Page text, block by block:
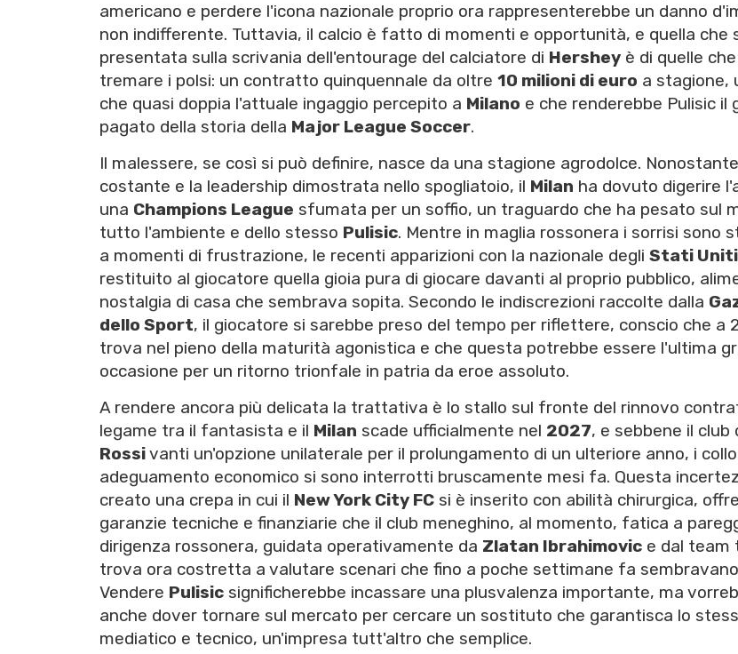
americano e perdere l'icona nazionale proprio ora rappresenterebbe un danno
non indifferente. Tuttavia, il calcio è fatto di momenti e opportunità, e quella che
presentata sulla scrivania dell'entourage del calciatore di Hershey è di quelle
tremare i polsi: un contratto quinquennale da oltre 10 milioni di euro a stagione,
che quasi doppia l'attuale ingaggio percepito a Milano e che renderebbe Pulisic il
pagato della storia della Major League Soccer.
Il malessere, se così si può definire, nasce da una stagione agrodolce.
costante e la leadership dimostrata nello spogliatoio, il Milan ha dovuto digerire
una Champions League sfumata per un soffio, un traguardo che ha pesato sul
tutto l'ambiente e dello stesso Pulisic. Mentre in maglia rossonera i sorrisi sono
a momenti di frustrazione, le recenti apparizioni con la nazionale degli Stati Uniti
restituito al giocatore quella gioia pura di giocare davanti al proprio pubblico,
nostalgia di casa che sembrava sopita. Secondo le indiscrezioni raccolte dalla
dello Sport, il giocatore si sarebbe preso del tempo per riflettere, conscio che a
trova nel pieno della maturità agonistica e che questa potrebbe essere l'ultima
occasione per un ritorno trionfale in patria da eroe assoluto.
A rendere ancora più delicata la trattativa è lo stallo sul fronte del rinnovo
legame tra il fantasista e il Milan scade ufficialmente nel 2027, e sebbene il club
Rossivanti un'opzione unilaterale per il prolungamento di un ulteriore anno, i
adeguamento economico si sono interrotti bruscamente mesi fa. Questa
creato una crepa in cui il New York City FC si è inserito con abilità chirurgica,
garanzie tecniche e finanziarie che il club meneghino, al momento, fatica a
dirigenza rossonera, guidata operativamente da Zlatan Ibrahimovic e dal team
trova ora costretta a valutare scenari che fino a poche settimane fa
Vendere Pulisic significherebbe incassare una plusvalenza importante, ma
anche dover tornare sul mercato per cercare un sostituto che garantisca lo
mediatico e tecnico, un'impresa tutt'altro che semplice.